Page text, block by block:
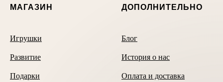
МАГАЗИН
Игрушки
Развитие
Подарки
ДОПОЛНИТЕЛЬНО
Блог
История о нас
Оплата и доставка